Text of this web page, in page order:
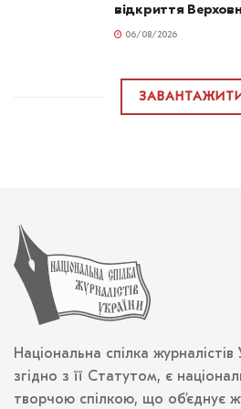
відкриття
06/08/2026
Національна спілка
згідно з її Статутом, є
творчою спілкою, що об’єднує